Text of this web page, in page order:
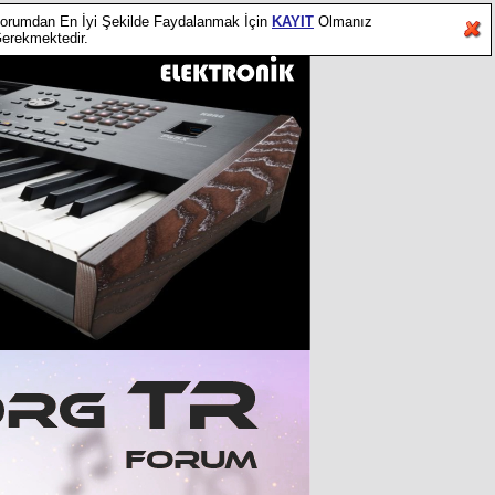
En İyi Şekilde Faydalanmak İçin KAYIT Olmanız